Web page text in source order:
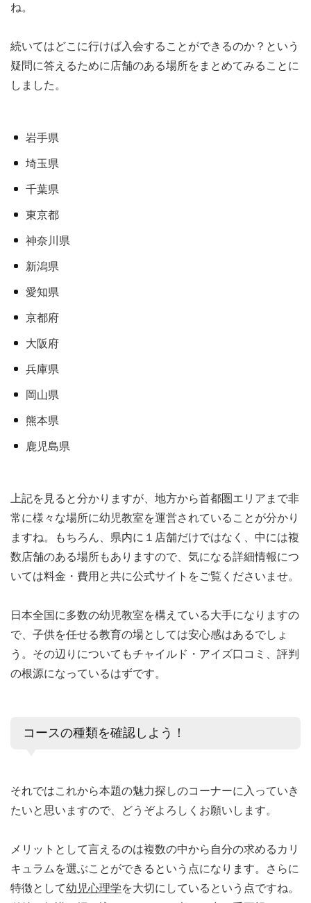
ね。
続いてはどこに行けば入会することができるのか？という
疑問に答えるために店舗のある場所をまとめてみることに
しました。
岩手県
埼玉県
千葉県
東京都
神奈川県
新潟県
愛知県
京都府
大阪府
兵庫県
岡山県
熊本県
鹿児島県
上記を見ると分かりますが、地方から首都圏エリアまで非
常に様々な場所に幼児教室を運営されていることが分かり
ますね。もちろん、県内に１店舗だけではなく、中には複
数店舗のある場所もありますので、気になる詳細情報につ
いては料金・費用と共に公式サイトをご覧くださいませ。
日本全国に多数の幼児教室を構えている大手になりますの
で、子供を任せる教育の場としては安心感はあるでしょ
う。その辺りについてもチャイルド・アイズ口コミ、評判
の根源になっているはずです。
コースの種類を確認しよう！
それではこれから本題の魅力探しのコーナーに入っていき
たいと思いますので、どうぞよろしくお願いします。
メリットとして言えるのは複数の中から自分の求めるカリ
キュラムを選ぶことができるという点になります。さらに
特徴として幼児心理学を大切にしているという点ですね。